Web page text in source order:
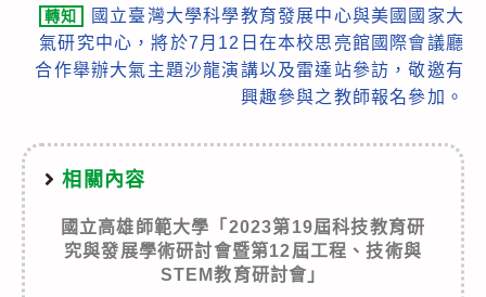
轉知
國立臺灣大學科學教育發展中心與美國國家大
氣研究中心，將於7月12日在本校思亮館國際會議廳
合作舉辦大氣主題沙龍演講以及雷達站參訪，敬邀有
興趣參與之教師報名參加。
相關內容
國立高雄師範大學「2023第19屆科技教育研
究與發展學術研討會暨第12屆工程、技術與
STEM教育研討會」